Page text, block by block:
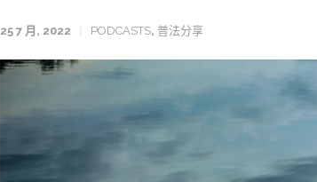
25 7 月, 2022 PODCASTS, 普法分享